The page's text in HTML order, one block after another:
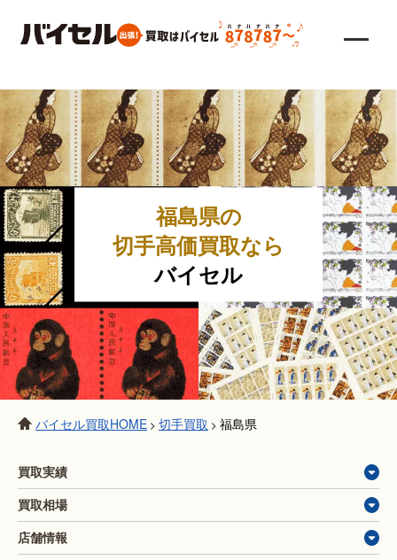
福島県の
切手高価買取なら
バイセル
バイセル買取HOME > 切手買取 > 福島県
買取実績
買取相場
店舗情報